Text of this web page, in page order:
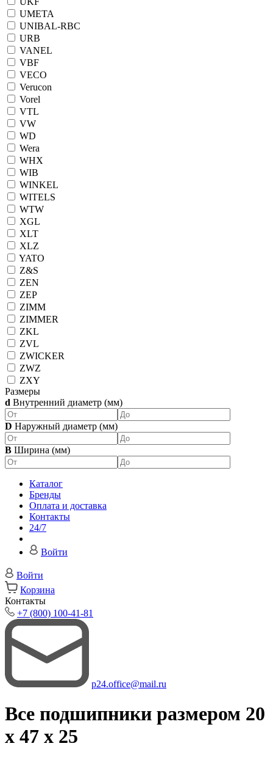
UMETA
UNIBAL-RBC
URB
VANEL
VBF
VECO
Verucon
Vorel
VTL
VW
WD
Wera
WHX
WIB
WINKEL
WITELS
WTW
XGL
XLT
XLZ
YATO
Z&S
ZEN
ZEP
ZIMM
ZIMMER
ZKL
ZVL
ZWICKER
ZWZ
ZXY
Размеры
d Внутренний диаметр (мм)
D Наружный диаметр (мм)
B Ширина (мм)
Каталог
Бренды
Оплата и доставка
Контакты
24/7
Войти
Войти
Корзина
Контакты
+7 (800) 100-41-81
p24.office@mail.ru
Все подшипники размером 20
x 47 x 25